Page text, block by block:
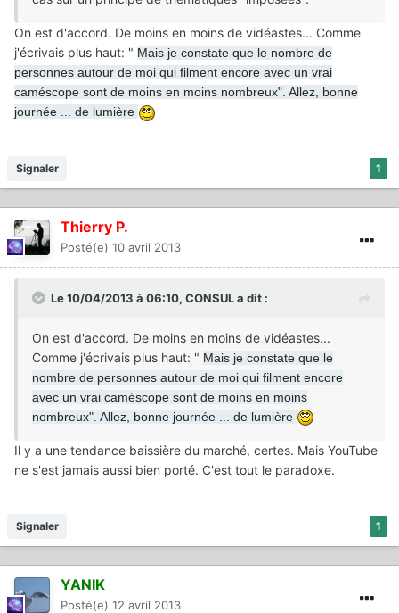
On est d'accord. De moins en moins de vidéastes... Comme
j'écrivais plus haut: " Mais je constate que le nombre de
personnes autour de moi qui filment encore avec un vrai
caméscope sont de moins en moins nombreux". Allez, bonne
journée ... de lumière
1
Signaler
Thierry P.
Posté(e) 10 avril 2013
Le 10/04/2013 à 06:10, CONSUL a dit :
On est d'accord. De moins en moins de vidéastes...
Comme j'écrivais plus haut: " Mais je constate que le
nombre de personnes autour de moi qui filment encore
avec un vrai caméscope sont de moins en moins
nombreux". Allez, bonne journée ... de lumière
Il y a une tendance baissière du marché, certes. Mais YouTube
ne s'est jamais aussi bien porté. C'est tout le paradoxe.
1
Signaler
YANIK
Posté(e) 12 avril 2013